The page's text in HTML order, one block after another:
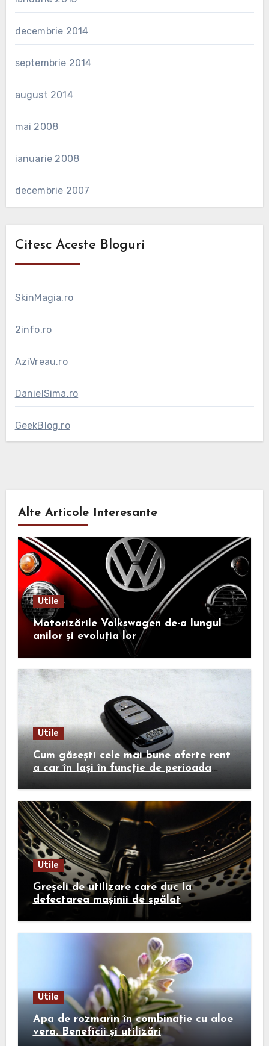
decembrie 2014
septembrie 2014
august 2014
mai 2008
ianuarie 2008
decembrie 2007
Citesc Aceste Bloguri
SkinMagia.ro
2info.ro
AziVreau.ro
DanielSima.ro
GeekBlog.ro
Alte Articole Interesante
Utile
Motorizările Volkswagen de-a lungul
anilor și evoluția lor
Utile
Cum găsești cele mai bune oferte rent
a car în Iași în funcție de perioada
călătoriei
Utile
Greșeli de utilizare care duc la
defectarea mașinii de spălat
Utile
Apa de rozmarin în combinație cu aloe
vera. Beneficii și utilizări